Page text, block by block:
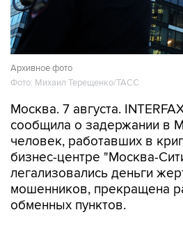
Архивное фото
Фото: Михаил Терещенко/ТАСС
Москва. 7 августа.
сообщила о задержании в
человек, работавших в
бизнес-центре "Москва-
легализовались деньги
мошенников, прекращена
обменных пунктов.